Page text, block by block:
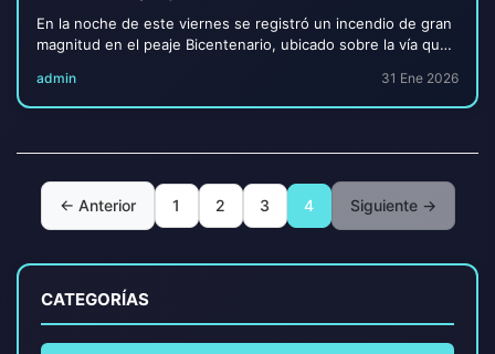
En la noche de este viernes se registró un incendio de gran
magnitud en el peaje Bicentenario, ubicado sobre la vía que
admin 31 Ene 2026
← Anterior 1 2 3 4 Siguiente →
CATEGORÍAS